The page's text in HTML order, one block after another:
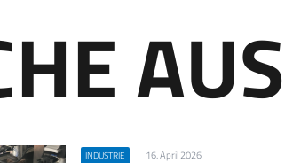
INDUSTRIE 16. April 2026